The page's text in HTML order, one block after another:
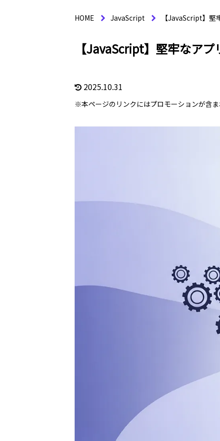
HOME JavaScript 【JavaScript】
【JavaScript】堅牢なア
2025.10.31
※本ページのリンクにはプロモーションが含